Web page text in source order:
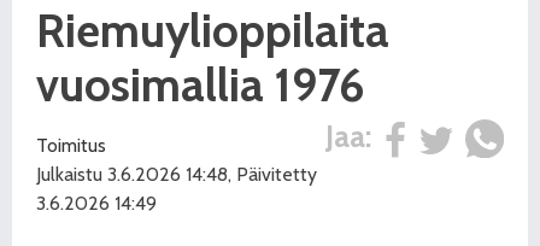
Riemuylioppilaita
vuosimallia 1976
Jaa:
Toimitus
Julkaistu 3.6.2026 14:48, Päivitetty
3.6.2026 14:49